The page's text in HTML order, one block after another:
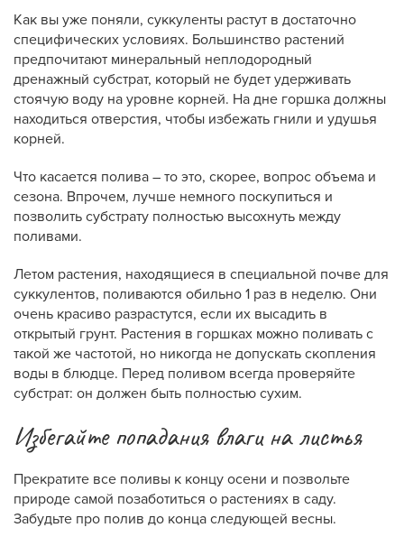
Как вы уже поняли, суккуленты растут в достаточно
специфических условиях. Большинство растений
предпочитают минеральный неплодородный
дренажный субстрат, который не будет удерживать
стоячую воду на уровне корней. На дне горшка должны
находиться отверстия, чтобы избежать гнили и удушья
корней.
Что касается полива – то это, скорее, вопрос объема и
сезона. Впрочем, лучше немного поскупиться и
позволить субстрату полностью высохнуть между
поливами.
Летом растения, находящиеся в специальной почве для
суккулентов, поливаются обильно 1 раз в неделю. Они
очень красиво разрастутся, если их высадить в
открытый грунт. Растения в горшках можно поливать с
такой же частотой, но никогда не допускать скопления
воды в блюдце. Перед поливом всегда проверяйте
субстрат: он должен быть полностью сухим.
Избегайте попадания влаги на листья
Прекратите все поливы к концу осени и позвольте
природе самой позаботиться о растениях в саду.
Забудьте про полив до конца следующей весны.